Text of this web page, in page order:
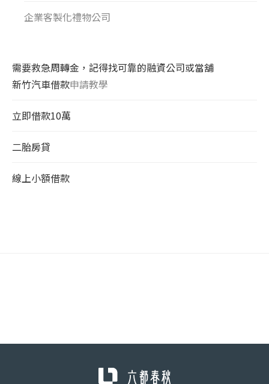
企業客製化禮物公司
需要救急周轉金，記得找可靠的融資公司或當舖
新竹汽車借款申請教學
立即借款10萬
二胎房貸
線上小額借款